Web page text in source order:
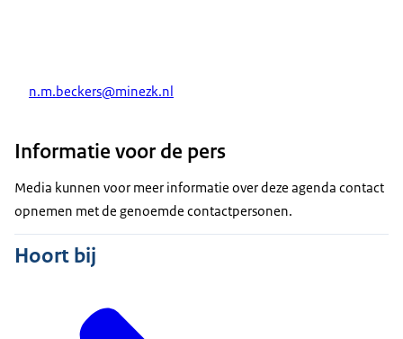
n.m.beckers@minezk.nl
Informatie voor de pers
Media kunnen voor meer informatie over deze agenda contact
opnemen met de genoemde contactpersonen.
Hoort bij